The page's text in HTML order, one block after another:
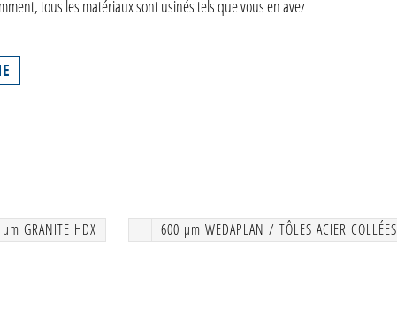
tous les matériaux sont usinés tels que vous en avez
GRANITE HDX 600 μm WEDAPLAN / TÔLES ACIER COLLÉES